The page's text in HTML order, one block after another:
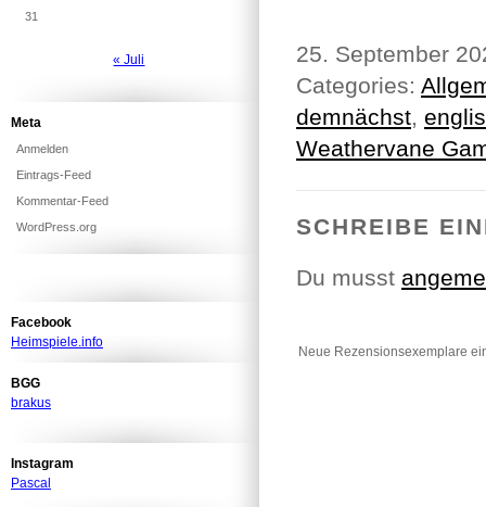
25. September
Categories:
demnächst,
Weathervane
SCHREIBE
Du musst
Neue Rezensionsexemplare
31
« Juli
Meta
Anmelden
Eintrags-Feed
Kommentar-Feed
WordPress.org
Facebook
Heimspiele.info
BGG
brakus
Instagram
Pascal